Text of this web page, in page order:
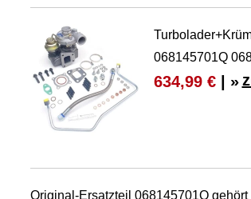
068145701Q
634,99 €| »
Original-Ersatzteil 068145701Q gehört